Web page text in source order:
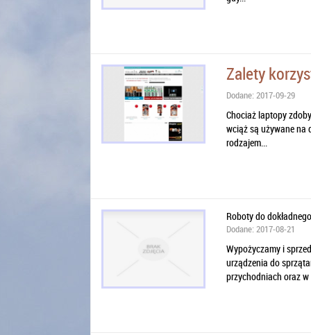
Zalety
Dodane: 2017-09-29
Chociaż laptopy
wciąż są używane na
rodzajem...
Roboty do
Dodane: 2017-08-21
Wypożyczamy i
urządzenia do
przychodniach oraz